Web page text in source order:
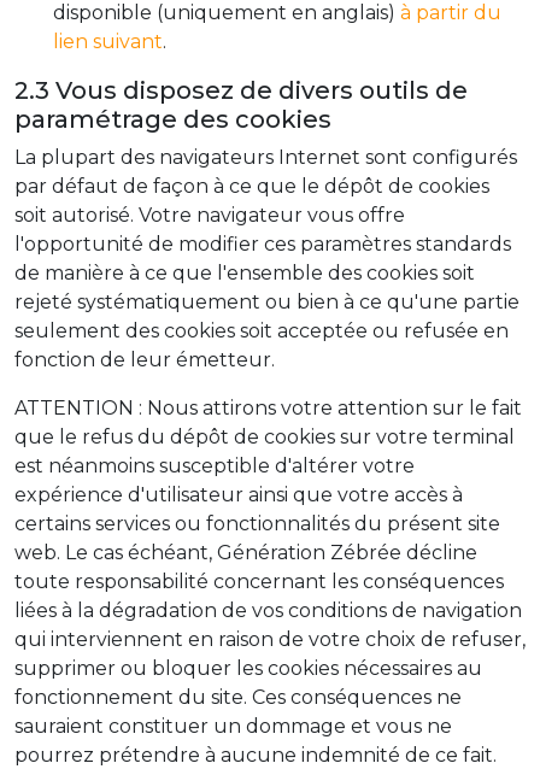
disponible (uniquement en anglais) à partir du
lien suivant.
2.3 Vous disposez de divers outils de
paramétrage des cookies
La plupart des navigateurs Internet sont configurés
par défaut de façon à ce que le dépôt de cookies
soit autorisé. Votre navigateur vous offre
l'opportunité de modifier ces paramètres standards
de manière à ce que l'ensemble des cookies soit
rejeté systématiquement ou bien à ce qu'une partie
seulement des cookies soit acceptée ou refusée en
fonction de leur émetteur.
ATTENTION : Nous attirons votre attention sur le fait
que le refus du dépôt de cookies sur votre terminal
est néanmoins susceptible d'altérer votre
expérience d'utilisateur ainsi que votre accès à
certains services ou fonctionnalités du présent site
web. Le cas échéant, Génération Zébrée décline
toute responsabilité concernant les conséquences
liées à la dégradation de vos conditions de navigation
qui interviennent en raison de votre choix de refuser,
supprimer ou bloquer les cookies nécessaires au
fonctionnement du site. Ces conséquences ne
sauraient constituer un dommage et vous ne
pourrez prétendre à aucune indemnité de ce fait.